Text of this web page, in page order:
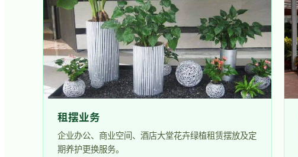
租摆业务
企业办公、商业空间、酒店大堂花卉绿植租赁摆放及定
期养护更换服务。